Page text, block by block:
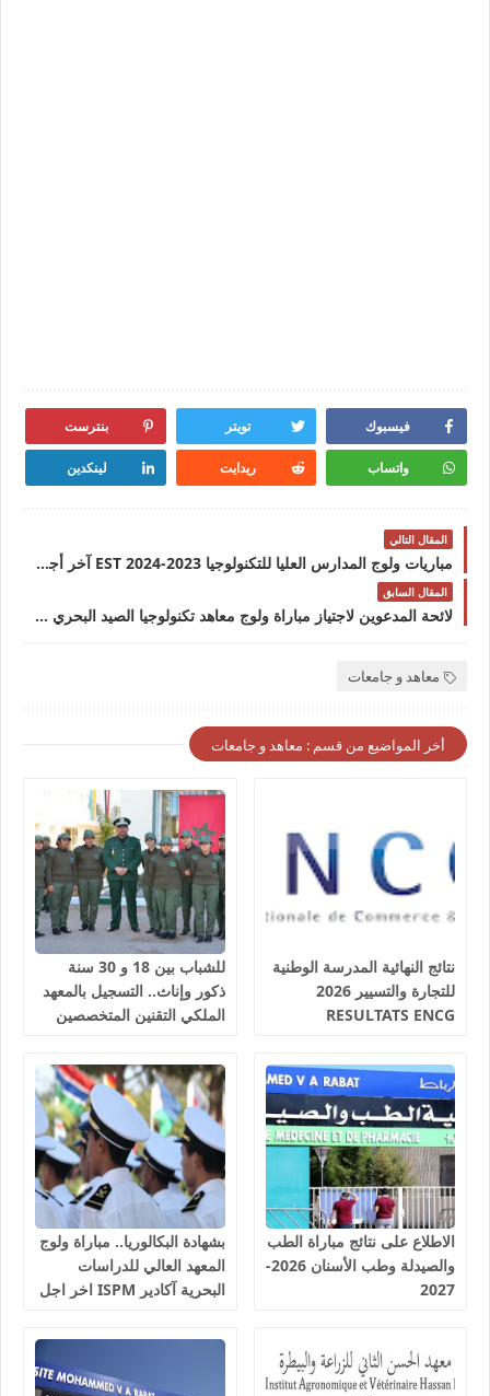
فيسبوك تويتر بنترست
واتساب ريدايت لينكدين
المقال التالي
مباريات ولوج المدارس العليا للتكنولوجيا 2023-2024 EST آخر أجل للترشيح هو 30 غشت 2023.
المقال السابق
لائحة المدعوين لاجتياز مباراة ولوج معاهد تكنولوجيا الصيد البحري 2024/2023 ITPM
معاهد و جامعات
أخر المواضيع من قسم : معاهد و جامعات
نتائج النهائية المدرسة الوطنية
للتجارة والتسيير 2026
RESULTATS ENCG
للشباب بين 18 و 30 سنة
ذكور وإناث.. التسجيل بالمعهد
الملكي التقنين المتخصصين
2027
الاطلاع على نتائج مباراة الطب
والصيدلة وطب الأسنان 2026-
2027
بشهادة البكالوريا.. مباراة ولوج
المعهد العالي للدراسات
البحرية آكادير ISPM اخر اجل